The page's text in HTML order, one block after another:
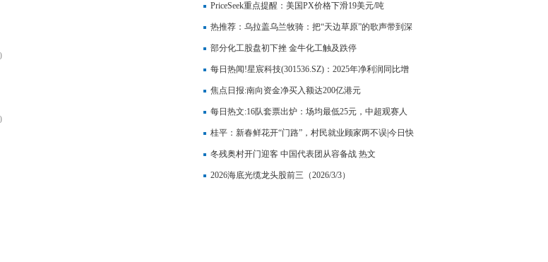
PriceSeek重点提醒：美国PX价格下滑19美元/吨
热推荐：乌拉盖乌兰牧骑：把“天边草原”的歌声带到深
圳
部分化工股盘初下挫 金牛化工触及跌停
每日热闻!星宸科技(301536.SZ)：2025年净利润同比增
长20.33% 拟10股派3元
焦点日报:南向资金净买入额达200亿港元
每日热文:16队套票出炉：场均最低25元，中超观赛人
数有望再创新高！
桂平：新春鲜花开“门路”，村民就业顾家两不误|今日快
看
冬残奥村开门迎客 中国代表团从容备战 热文
2026海底光缆龙头股前三（2026/3/3）